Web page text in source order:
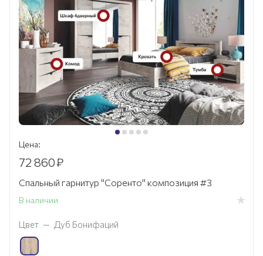
Цена:
72 860₽
Спальный гарнитур "Соренто" композиция #3
В наличии
Цвет — Дуб Бонифаций